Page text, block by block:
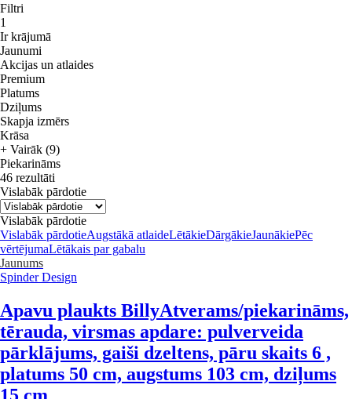
Filtri
1
Ir krājumā
Jaunumi
Akcijas un atlaides
Premium
Platums
Dziļums
Skapja izmērs
Krāsa
+ Vairāk (9)
Piekarināms
46 rezultāti
Vislabāk pārdotie
Vislabāk pārdotie
Vislabāk pārdotieAugstākā atlaideLētākieDārgākieJaunākiePēc
vērtējumaLētākais par gabalu
Jaunums
Spinder Design
Apavu plaukts BillyAtverams/piekarināms,
tērauda, virsmas apdare: pulverveida
pārklājums, gaiši dzeltens, pāru skaits 6 ,
platums 50 cm, augstums 103 cm, dziļums
15 cm